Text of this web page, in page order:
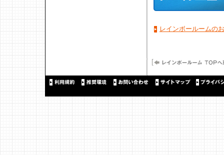
レインボールームの